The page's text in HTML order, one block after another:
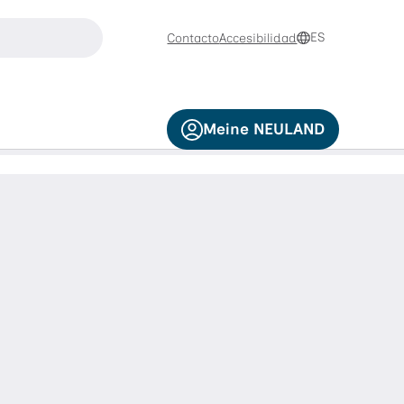
use las teclas de flecha arriba y abajo para navegar y
ContactoAccesibilidad ES
Meine NEULAND